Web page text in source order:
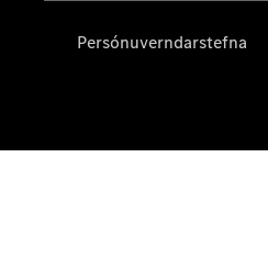
Persónuverndarstefna